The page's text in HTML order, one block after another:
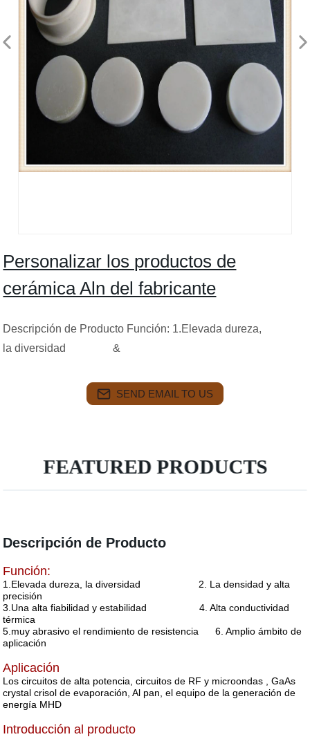
Personalizar los productos de
cerámica Aln del fabricante
Descripción de Producto Función: 1.Elevada dureza,
la diversidad &
SEND EMAIL TO US
FEATURED PRODUCTS
Descripción de Producto
Función:
1.Elevada dureza, la diversidad 2. La densidad y alta
precisión
3.Una alta fiabilidad y estabilidad 4. Alta conductividad
térmica
5.muy abrasivo el rendimiento de resistencia 6. Amplio ámbito de
aplicación
Aplicación
Los circuitos de alta potencia, circuitos de RF y microondas , GaAs
crystal crisol de evaporación, Al pan, el equipo de la generación de
energía MHD
Introducción al producto